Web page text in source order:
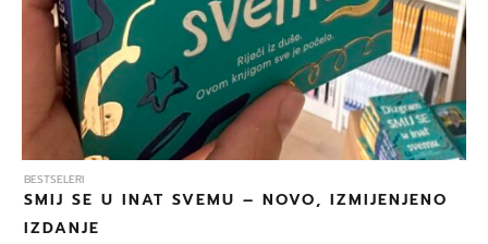
BESTSELERI
SMIJ SE U INAT SVEMU – NOVO, IZMIJENJENO
IZDANJE